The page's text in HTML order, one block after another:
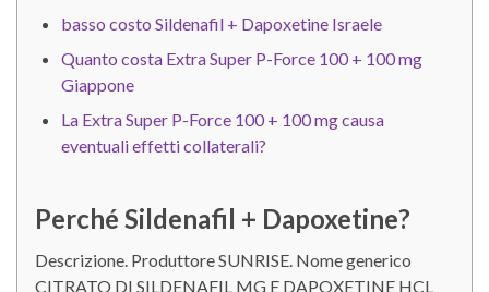
basso costo Sildenafil + Dapoxetine Israele
Quanto costa Extra Super P-Force 100 + 100 mg
Giappone
La Extra Super P-Force 100 + 100 mg causa
eventuali effetti collaterali?
Perché Sildenafil + Dapoxetine?
Descrizione. Produttore SUNRISE. Nome generico
CITRATO DI SILDENAFIL MG E DAPOXETINE HCL